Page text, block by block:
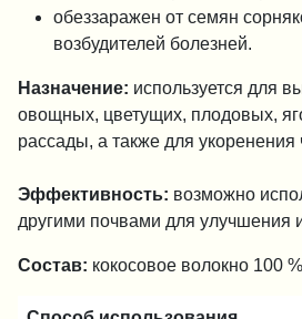
обеззаражен от семян
возбудителей болезней.
Назначение: используется для
овощных, цветущих, плодовых,
рассады, а также для укоренения
Эффективность: возможно
другими почвами для улучшения
Состав: кокосовое волокно 100